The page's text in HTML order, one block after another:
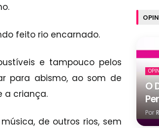
feito rio encarnado.
e tampouco pelos
para abismo, ao som de
a criança.
de outros rios, sem
O
Por